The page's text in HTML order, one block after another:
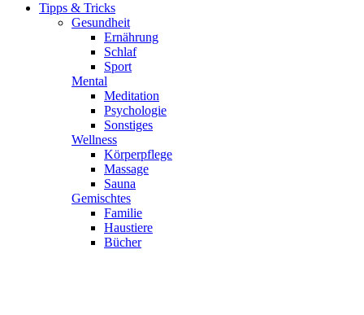
Tipps & Tricks
Gesundheit
Ernährung
Schlaf
Sport
Mental
Meditation
Psychologie
Sonstiges
Wellness
Körperpflege
Massage
Sauna
Gemischtes
Familie
Haustiere
Bücher